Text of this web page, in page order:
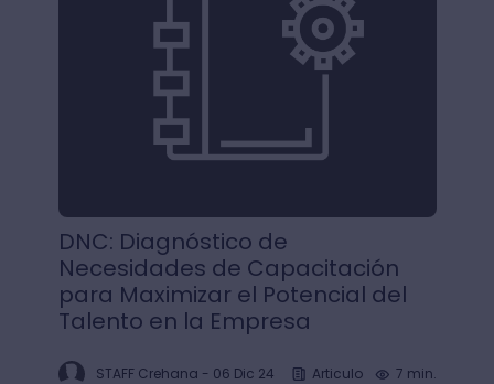
DNC: Diagnóstico de
Necesidades de Capacitación
para Maximizar el Potencial del
Talento en la Empresa
STAFF Crehana - 06 Dic 24 Articulo 7 min.